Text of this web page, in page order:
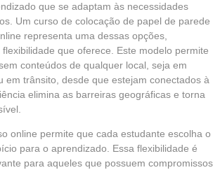
que se adaptam às necessidades
Um curso de colocação de papel de parede
representa uma dessas opções,
que oferece. Este modelo permite
conteúdos de qualquer local, seja em
em trânsito, desde que estejam conectados à
elimina as barreiras geográficas e torna
online permite que cada estudante escolha o
para o aprendizado. Essa flexibilidade é
para aqueles que possuem compromissos